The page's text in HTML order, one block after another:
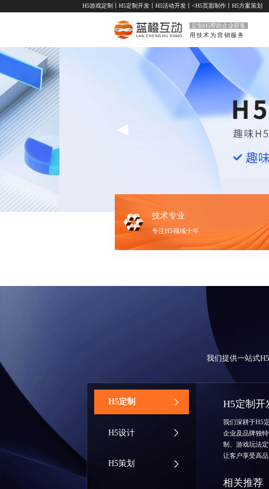
H5游戏定制 H5定制开发 H5活动开发 丨<H5页面制作 H5方案策划
定制H5帮助企业获客
用技术为营销服务
技术专业
专注H5领域十年
我们提供一站式
‌H5定制
H5设计
H5策划
H5定制开
我们深耕于H5
企业及品牌独
制、游戏玩法
让客户享受高品
相关推荐